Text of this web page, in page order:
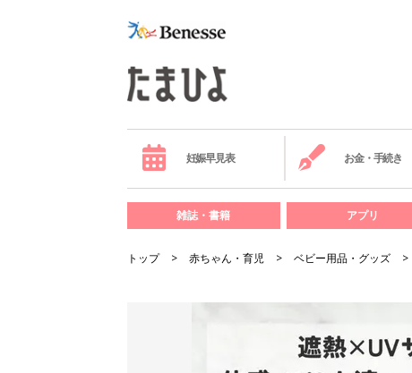
妊娠早見表 お金・手続き
雑誌・書籍 アプリ
トップ 赤ちゃん・育児 ベビー用品・グッズ